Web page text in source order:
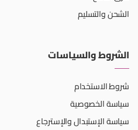
الشحن والتسليم
الشروط والسياسات
شروط الاستخدام
سياسة الخصوصية
سياسة الإستبدال والإسترجاع